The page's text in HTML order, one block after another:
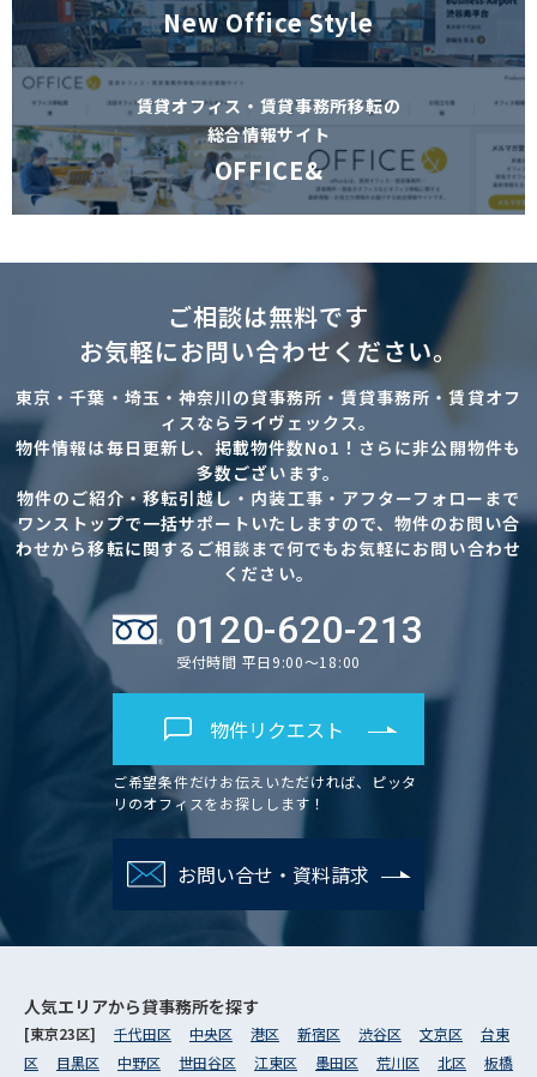
New Office Style
賃貸オフィス・賃貸事務所移転の
総合情報サイト
OFFICE&
ご相談は無料です
お気軽にお問い合わせください。
東京・千葉・埼玉・神奈川の貸事務所・賃貸事務所・賃貸オフ
ィスならライヴェックス。
物件情報は毎日更新し、掲載物件数No1！さらに非公開物件も
多数ございます。
物件のご紹介・移転引越し・内装工事・アフターフォローまで
ワンストップで一括サポートいたしますので、物件のお問い合
わせから移転に関するご相談まで何でもお気軽にお問い合わせ
ください。
0120-620-213
受付時間 平日9:00～18:00
物件リクエスト
ご希望条件だけお伝えいただければ、ピッタ
リのオフィスをお探しします！
お問い合せ・資料請求
人気エリアから貸事務所を探す
[東京23区] 千代田区 中央区 港区 新宿区 渋谷区 文京区
台東
区
目黒区 中野区 世田谷区 江東区 墨田区 荒川区 北区
板橋